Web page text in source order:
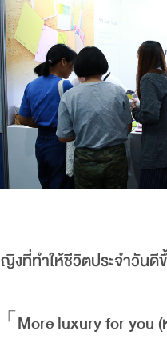
งที่ทำให้ชีวิตประจำวันดี
More luxury for